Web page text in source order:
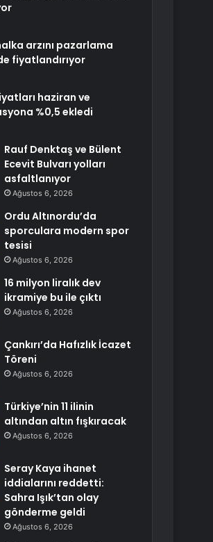
arzını pazarlama
fiyatlandırıyor
haziran ve
%0,5 ekledi
Rauf Denktaş ve Bülent
Ecevit Bulvarı yolları
asfaltlanıyor
Ağustos 6, 2026
Ordu Altınordu’da
sporculara modern spor
tesisi
Ağustos 6, 2026
16 milyon liralık dev
ikramiye bu ile çıktı
Ağustos 6, 2026
Çankırı’da Hafızlık İcazet
Töreni
Ağustos 6, 2026
Türkiye’nin 11 ilinin
altından altın fışkıracak
Ağustos 6, 2026
Seray Kaya ihanet
iddialarını reddetti:
Sahra Işık’tan olay
gönderme geldi
Ağustos 6, 2026